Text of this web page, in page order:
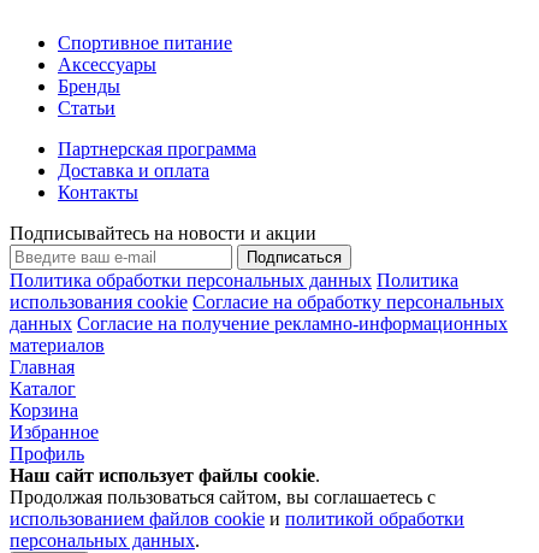
Спортивное питание
Аксессуары
Бренды
Статьи
Партнерская программа
Доставка и оплата
Контакты
Подписывайтесь на новости и акции
Подписаться
Политика обработки персональных данных Политика
использования cookie Согласие на обработку персональных
данных Согласие на получение рекламно-информационных
материалов
Главная
Каталог
Корзина
Избранное
Профиль
Наш сайт использует файлы cookie.
Продолжая пользоваться сайтом, вы соглашаетесь с
использованием файлов cookie и политикой обработки
персональных данных.